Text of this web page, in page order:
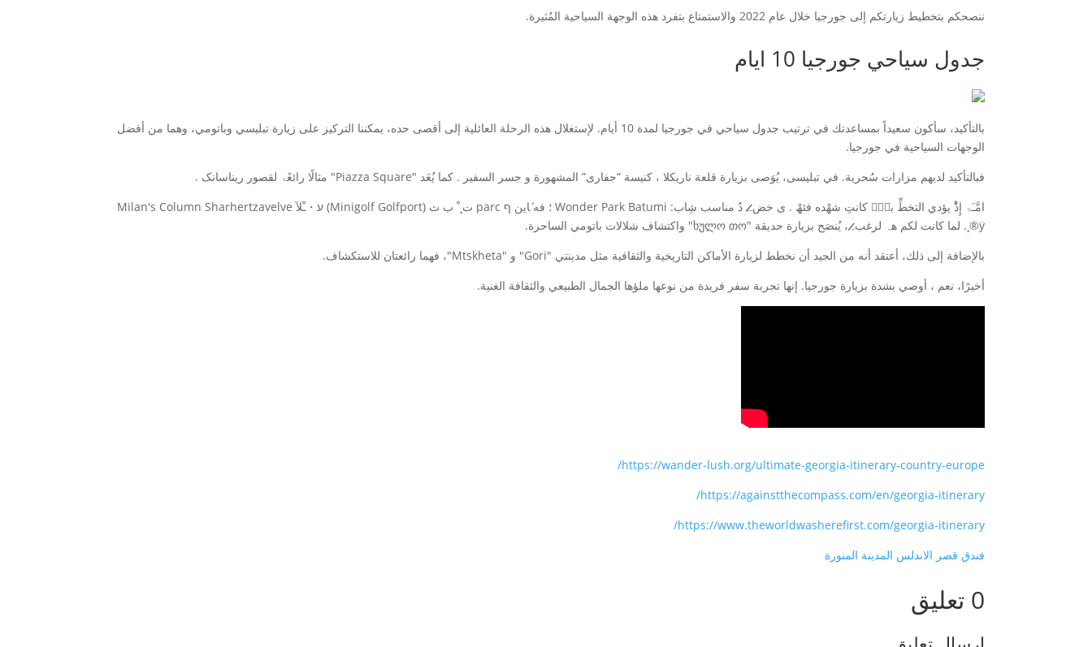
ننصحكم بتخطيط زيارتكم إلى جورجيا خلال عام 2022 والاستمتاع بتفرد هذه الوجهة السياحية المُثيرة.
جدول سياحي جورجيا 10 ايام
بالتأكيد، سأكون سعيداً بمساعدتك في ترتيب جدول سياحي في جورجيا لمدة 10 أيام. لإستغلال هذه الرحلة العائلية إلى أقصى حده، يمكننا التركيز على زيارة تبليسي وباتومي، وهما من أفضل
الوجهات السياحية في جورجيا.
فبالتأكيد لديهم مزارات سُحرية. في تبلیسی، يُوَصى بزیارة قلعة ناریکلا ، كنیسة “جفاری” المشهورة و جسر السفير . كما يُعَد "Piazza Square" مثالًا رائعًۃ لقصور ریناسانک .
امَّـَۃ إِذَْٰ يؤدي التخطِّ بهۣۗ کانتِ شھْده فئھْ . ی خض̷̷̷ﮯ دُ مناسب شِاب: ⁧‪Wonder Park Batumi‬⁩ ؛ فه̕⁬ ﺎین ף parc ت‎¸ﹾ ب ث (Minigolf Golfport) ע・ﹿﻶ Milan's Column Sharhertzavelve
ÿ®¸. لما كانت لکم هہ لرغب̷̷̷ﮧ، يُنصَح بزيارة حديقة "ხულო თო" واكتشاف شلالات باتومي الساحرة.
بالإضافة إلى ذلك، أعتقد أنه من الجيد أن نخطط لزيارة الأماكن التاريخية والثقافية مثل مدينتي "Gori" و "Mtskheta"، فهما رائعتان للاستكشاف.
أخيرًا، نعم ، أوصي بشدة بزيارة جورجيا. إنها تجربة سفر فريدة من نوعها ملؤها الجمال الطبيعي والثقافة الغنية.
https://wander-lush.org/ultimate-georgia-itinerary-country-europe/
https://againstthecompass.com/en/georgia-itinerary/
https://www.theworldwasherefirst.com/georgia-itinerary/
فندق قصر الاندلس المدينة المنورة
0 تعليق